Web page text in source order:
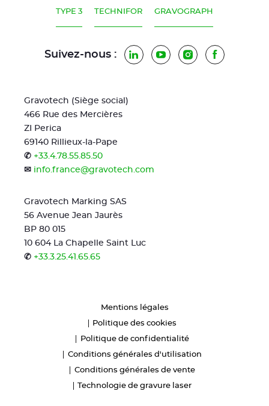
TYPE 3 TECHNIFOR GRAVOGRAPH
Suivez-nous : LinkedInYouTubeInstagramFacebook
Gravotech (Siège social)
466 Rue des Mercières
ZI Perica
69140 Rillieux-la-Pape
✆ +33.4.78.55.85.50
✉ info.france@gravotech.com
Gravotech Marking SAS
56 Avenue Jean Jaurès
BP 80 015
10 604 La Chapelle Saint Luc
✆ +33.3.25.41.65.65
Mentions légales
Politique des cookies
Politique de confidentialité
Conditions générales d'utilisation
Conditions générales de vente
Technologie de gravure laser